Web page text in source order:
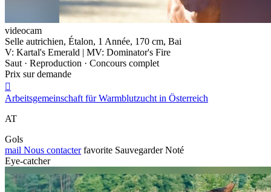
videocam
Selle autrichien, Étalon, 1 Année, 170 cm, Bai
V: Kartal's Emerald | MV: Dominator's Fire
Saut · Reproduction · Concours complet
Prix sur demande

Arbeitsgemeinschaft für Warmblutzucht in Österreich
AT
Gols
mail Nous contacter favorite Sauvegarder Noté
Eye-catcher